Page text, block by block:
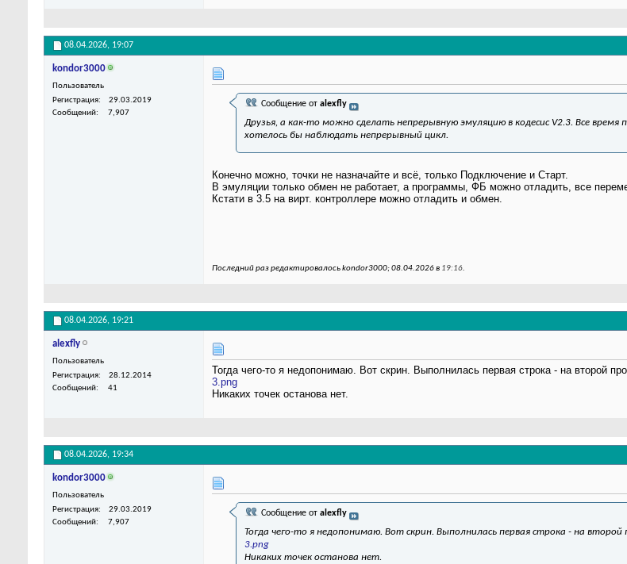
08.04.2026, 19:07
kondor3000
Пользователь
Регистрация
29.03.2019
Сообщений
7,907
Сообщение от alexfly
Друзья, а как-то можно сделать непрерывную эмуляцию в кодесис V2.3. Все
хотелось бы наблюдать непрерывный цикл.
Конечно можно, точки не назначайте и всё, только Подключение и Старт.
В эмуляции только обмен не работает, а программы, ФБ можно отладить, все
Кстати в 3.5 на вирт. контроллере можно отладить и обмен.
Последний раз редактировалось kondor3000; 08.04.2026 в 19:16.
08.04.2026, 19:21
alexfly
Пользователь
Регистрация
28.12.2014
Сообщений
41
Тогда чего-то я недопонимаю. Вот скрин. Выполнилась первая строка - на второй
3.png
Никаких точек останова нет.
08.04.2026, 19:34
kondor3000
Пользователь
Регистрация
29.03.2019
Сообщений
7,907
Сообщение от alexfly
Тогда чего-то я недопонимаю. Вот скрин. Выполнилась первая строка - на
3.png
Никаких точек останова нет.